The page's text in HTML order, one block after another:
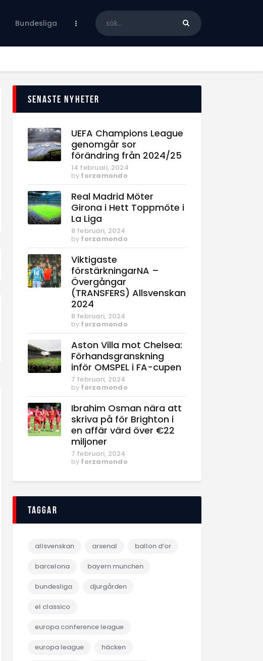
Bundesliga
Senaste nyheter
UEFA Champions League
genomgår sor
förändring från 2024/25
14 februari, 2024
by forzamondo
Real Madrid Möter
Girona i Hett Toppmöte i
La Liga
8 februari, 2024
by forzamondo
Viktigaste
förstärkningarNA –
Övergångar
(TRANSFERS) Allsvenskan
2024
8 februari, 2024
by forzamondo
Aston Villa mot Chelsea:
Förhandsgranskning
inför OMSPEL i FA-cupen
7 februari, 2024
by forzamondo
Ibrahim Osman nära att
skriva på för Brighton i
en affär värd över €22
miljoner
7 februari, 2024
by forzamondo
Taggar
allsvenskan arsenal ballon d‘or
barcelona bayern munchen
bundesliga djurgården
el classico
europa conference league
europa league häcken